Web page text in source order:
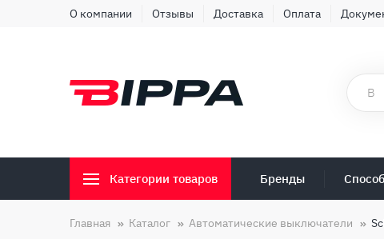
О компании Отзывы Доставка Оплата
Категории товаров Бренды
Главная Каталог Автоматические выключатели